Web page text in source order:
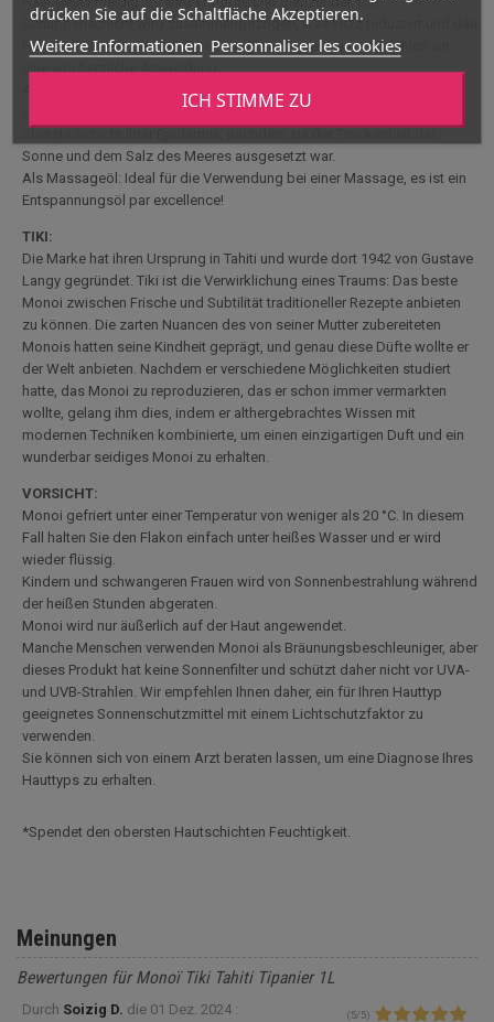
drücken Sie auf die Schaltfläche Akzeptieren.
Weitere Informationen Personnaliser les cookies
ICH STIMME ZU
Schuppenschicht wird zusammengezogen, was Frizz reduziert und das
Haar umhüllt. Bei geschädigtem und brüchigem Haar empfehlen wir
sich Ihre Haut bei einem Sonnenbrand "schält". Monoi rehydriert die
Sonne und dem Salz des Meeres ausgesetzt war.
Als Massageöl: Ideal für die Verwendung bei einer Massage, es ist ein
Entspannungsöl par excellence!
TIKI:
Die Marke hat ihren Ursprung in Tahiti und wurde dort 1942 von Gustave
Langy gegründet. Tiki ist die Verwirklichung eines Traums: Das beste
Monoi zwischen Frische und Subtilität traditioneller Rezepte anbieten
zu können. Die zarten Nuancen des von seiner Mutter zubereiteten
Monois hatten seine Kindheit geprägt, und genau diese Düfte wollte er
der Welt anbieten. Nachdem er verschiedene Möglichkeiten studiert
hatte, das Monoi zu reproduzieren, das er schon immer vermarkten
wollte, gelang ihm dies, indem er althergebrachtes Wissen mit
modernen Techniken kombinierte, um einen einzigartigen Duft und ein
wunderbar seidiges Monoi zu erhalten.
VORSICHT:
Monoi gefriert unter einer Temperatur von weniger als 20 °C. In diesem
Fall halten Sie den Flakon einfach unter heißes Wasser und er wird
wieder flüssig.
Kindern und schwangeren Frauen wird von Sonnenbestrahlung während
der heißen Stunden abgeraten.
Monoi wird nur äußerlich auf der Haut angewendet.
Manche Menschen verwenden Monoi als Bräunungsbeschleuniger, aber
dieses Produkt hat keine Sonnenfilter und schützt daher nicht vor UVA-
und UVB-Strahlen. Wir empfehlen Ihnen daher, ein für Ihren Hauttyp
geeignetes Sonnenschutzmittel mit einem Lichtschutzfaktor zu
verwenden.
Sie können sich von einem Arzt beraten lassen, um eine Diagnose Ihres
Hauttyps zu erhalten.
*Spendet den obersten Hautschichten Feuchtigkeit.
Meinungen
Bewertungen für Monoï Tiki Tahiti Tipanier 1L
Durch Soizig D. die 01 Dez. 2024 : ( 5/ 5)